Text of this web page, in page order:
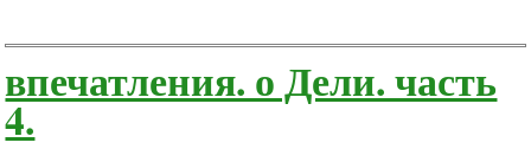
впечатления. о Дели. часть
4.